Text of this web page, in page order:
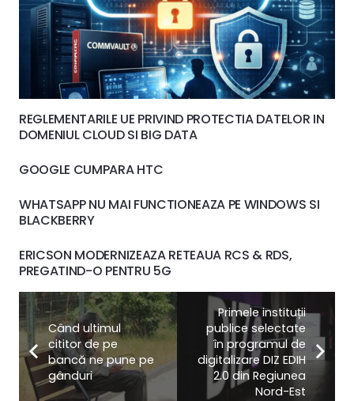
REGLEMENTARILE UE PRIVIND PROTECTIA DATELOR IN
DOMENIUL CLOUD SI BIG DATA
GOOGLE CUMPARA HTC
WHATSAPP NU MAI FUNCTIONEAZA PE WINDOWS SI
BLACKBERRY
ERICSON MODERNIZEAZA RETEAUA RCS & RDS,
PREGATIND-O PENTRU 5G
Când ultimul
cititor de pe
bancă ne pune pe
gânduri
Primele instituții
publice selectate
în programul de
digitalizare DIZ EDIH
2.0 din Regiunea
Nord-Est